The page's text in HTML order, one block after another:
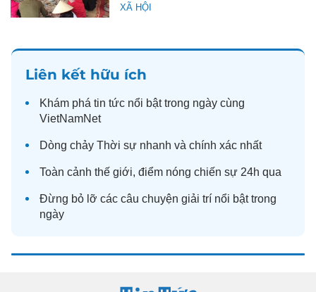
XÃ HỘI
Liên kết hữu ích
Khám phá tin tức nổi bật trong ngày cùng
VietNamNet
Dòng chảy Thời sự nhanh và chính xác nhất
Toàn cảnh thế giới, điểm nóng chiến sự 24h qua
Đừng bỏ lỡ các câu chuyện giải trí nổi bật trong
ngày